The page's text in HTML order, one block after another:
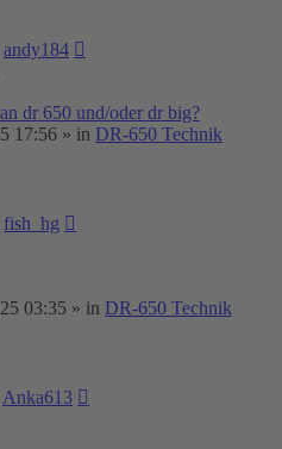
andy184
dr 650 und/oder dr big?
17:56 » in DR-650 Technik
fish_hg
03:35 » in DR-650 Technik
Anka613